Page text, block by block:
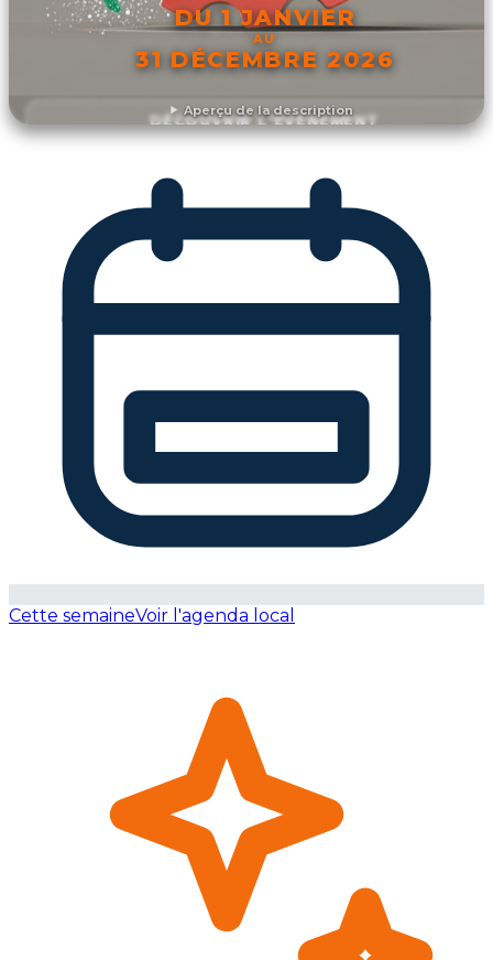
Aperçu de la description
DU 1 JANVIER
AU
31 DÉCEMBRE 2026
DÉCOUVRIR L'ÉVÉNEMENT
Cette semaineVoir l'agenda local